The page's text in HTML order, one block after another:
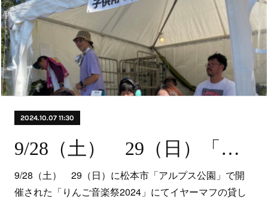
2024.10.07 11:30
9/28（土） 29（日）「りんご音楽祭2024」（長野県松本市）にてイヤーマフの無料貸し出しを行いました。
9/28（土） 29（日）に松本市「アルプス公園」で開
催された「りんご音楽祭2024」にてイヤーマフの貸し